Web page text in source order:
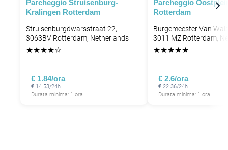
Parcheggio Struisenburg-
Kralingen Rotterdam
Struisenburgdwarsstraat 22,
3063BV Rotterdam, Netherlands
★★★★☆
€ 1.84/ora
€ 14.53/24h
Durata minima: 1 ora
Parcheggio
Rotterdam
Burgemeester Van
3011 MZ Rotterdam,
★★★★★
€ 2.6/ora
€ 22.36/24h
Durata minima: 1 ora